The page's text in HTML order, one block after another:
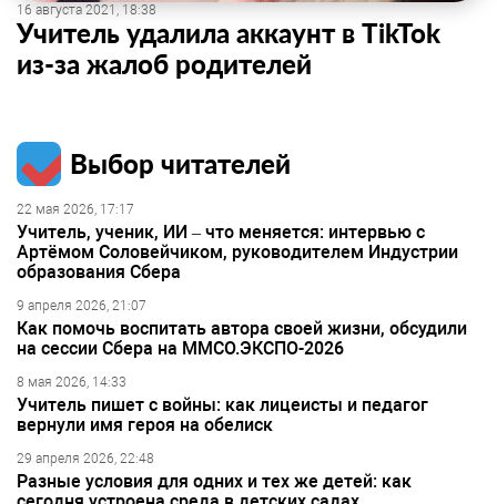
16 августа 2021, 18:38
Учитель удалила аккаунт в TikTok
из-за жалоб родителей
Выбор читателей
22 мая 2026, 17:17
Учитель, ученик, ИИ – что меняется: интервью с
Артёмом Соловейчиком, руководителем Индустрии
образования Сбера
9 апреля 2026, 21:07
Как помочь воспитать автора своей жизни, обсудили
на сессии Сбера на ММСО.ЭКСПО-2026
8 мая 2026, 14:33
Учитель пишет с войны: как лицеисты и педагог
вернули имя героя на обелиск
29 апреля 2026, 22:48
Разные условия для одних и тех же детей: как